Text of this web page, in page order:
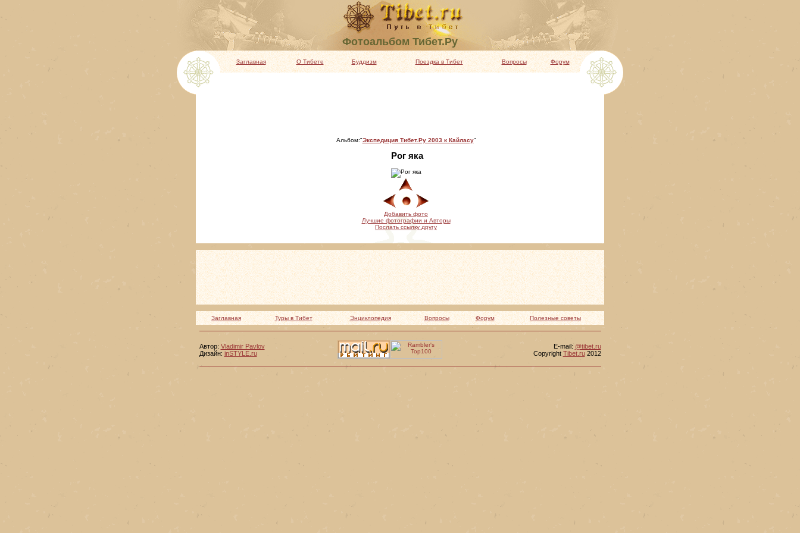
Фотоальбом Тибет.Ру
Заглавная О Тибете Буддизм Поездка в Тибет Вопросы Форум
Альбом:"Экспедиция Тибет.Ру 2003 к Кайласу"
Рог яка
Добавить фото
Лучшие фотографии и Авторы
Послать ссылку другу
Заглавная Туры в Тибет Энциклопедия Вопросы Форум Полезные советы
Автор: Vladimir Pavlov
Дизайн: inSTYLE.ru
Е-mail: @tibet.ru
Copyright Tibet.ru2012